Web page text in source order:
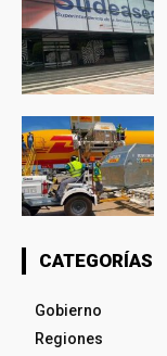
CATEGORÍAS
Gobierno
Regiones